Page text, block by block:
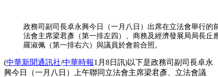
政務司副司長卓永興今日（一月八日）出席在立法會舉行的
法會主席梁君彥（第一排左四）、商務及經濟發展局局長丘
羅淑佩（第一排右六）與議員於會前合照。
(中華新聞通訊社/中華時報1月8日訊)以下是政務司副司長卓永
興今日（一月八日）上午聯同立法會主席梁君彥、立法會議